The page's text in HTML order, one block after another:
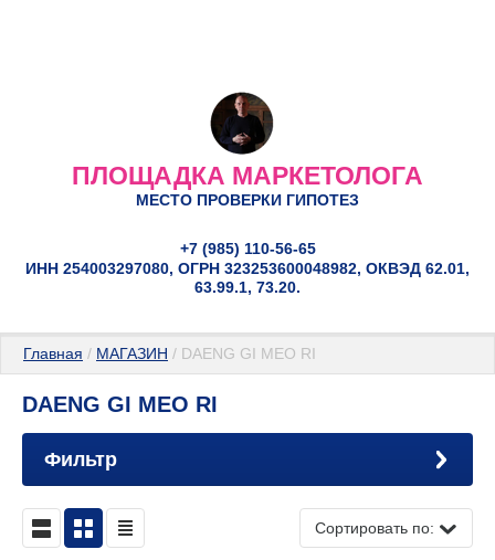
ПЛОЩАДКА МАРКЕТОЛОГА
МЕСТО ПРОВЕРКИ ГИПОТЕЗ
+7 (985) 110-56-65
ИНН 254003297080, ОГРН 323253600048982, ОКВЭД 62.01,
63.99.1, 73.20.
Главная / МАГАЗИН / DAENG GI MEO RI
DAENG GI MEO RI
Фильтр
Сортировать по: